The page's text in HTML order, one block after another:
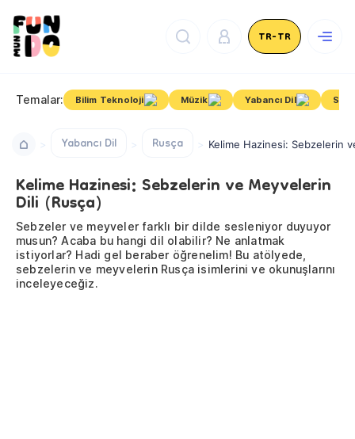
TR-TR
Temalar: Bilim Teknoloji Müzik Yabancı Dil
Yabancı Dil Rusça Kelime Hazinesi: Sebzelerin
Kelime Hazinesi: Sebzelerin ve Meyvelerin
Dili (Rusça)
Sebzeler ve meyveler farklı bir dilde sesleniyor duyuyor
musun? Acaba bu hangi dil olabilir? Ne anlatmak
istiyorlar? Hadi gel beraber öğrenelim! Bu atölyede,
sebzelerin ve meyvelerin Rusça isimlerini ve okunuşlarını
inceleyeceğiz.